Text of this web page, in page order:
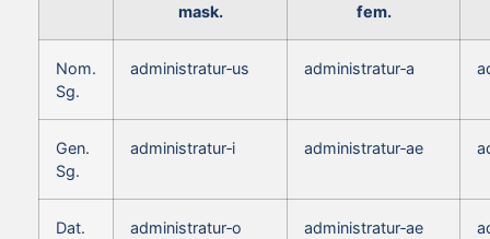
mask. fem.
Nom.
Sg.
administratur‑us administratur‑a
Gen.
Sg.
administratur‑i administratur‑ae
Dat.
administratur‑o administratur‑ae